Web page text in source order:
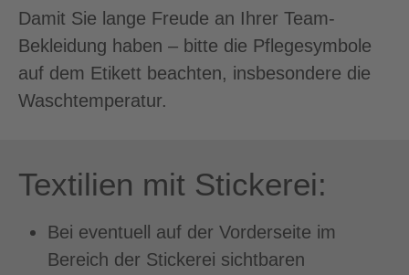
Damit Sie lange Freude an Ihrer Team-
Bekleidung haben – bitte die Pflegesymbole
auf dem Etikett beachten, insbesondere die
Waschtemperatur.
Textilien mit Stickerei:
Bei eventuell auf der Vorderseite im
Bereich der Stickerei sichtbaren